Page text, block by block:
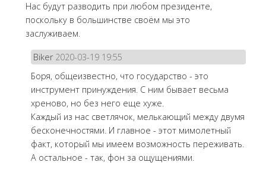
Нас будут разводить при любом президенте,
поскольку в большинстве своём мы это
заслуживаем.
Biker 2020-03-19 19:55
Боря, общеизвестно, что государство - это
инструмент принуждения. С ним бывает весьма
хреново, но без него еще хуже.
Каждый из нас светлячок, мелькающий между двумя
бесконечностями. И главное - этот мимолетный
факт, который мы имеем возможность переживать.
А остальное - так, фон за ощущениями.